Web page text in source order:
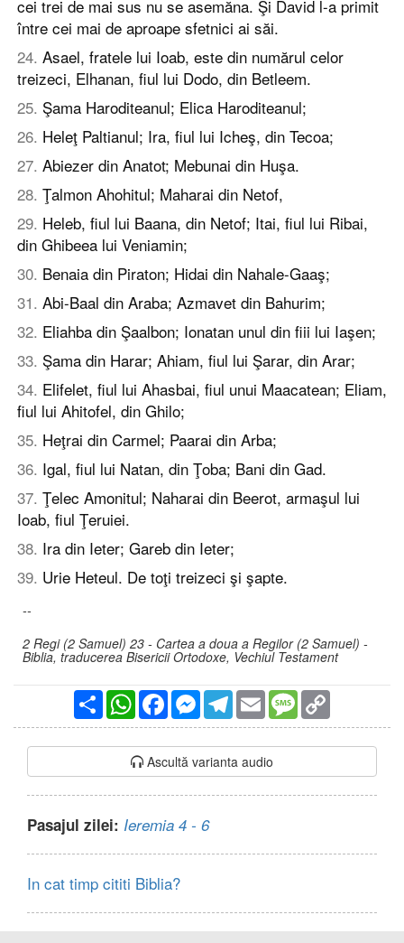
cei trei de mai sus nu se asemăna. Şi David l-a primit
între cei mai de aproape sfetnici ai săi.
24. Asael, fratele lui Ioab, este din numărul celor
treizeci, Elhanan, fiul lui Dodo, din Betleem.
25. Şama Haroditeanul; Elica Haroditeanul;
26. Heleţ Paltianul; Ira, fiul lui Icheş, din Tecoa;
27. Abiezer din Anatot; Mebunai din Huşa.
28. Ţalmon Ahohitul; Maharai din Netof,
29. Heleb, fiul lui Baana, din Netof; Itai, fiul lui Ribai,
din Ghibeea lui Veniamin;
30. Benaia din Piraton; Hidai din Nahale-Gaaş;
31. Abi-Baal din Araba; Azmavet din Bahurim;
32. Eliahba din Şaalbon; Ionatan unul din fiii lui Iaşen;
33. Şama din Harar; Ahiam, fiul lui Şarar, din Arar;
34. Elifelet, fiul lui Ahasbai, fiul unui Maacatean; Eliam,
fiul lui Ahitofel, din Ghilo;
35. Heţrai din Carmel; Paarai din Arba;
36. Igal, fiul lui Natan, din Ţoba; Bani din Gad.
37. Ţelec Amonitul; Naharai din Beerot, armaşul lui
Ioab, fiul Ţeruiei.
38. Ira din Ieter; Gareb din Ieter;
39. Urie Heteul. De toţi treizeci şi şapte.
--
2 Regi (2 Samuel) 23 - Cartea a doua a Regilor (2 Samuel) -
Biblia, traducerea Bisericii Ortodoxe, Vechiul Testament
PartajareWhatsAppFacebookMessengerTelegram
Email Message
Ascultă varianta audio
Pasajul zilei: Ieremia 4 - 6
In cat timp cititi Biblia?